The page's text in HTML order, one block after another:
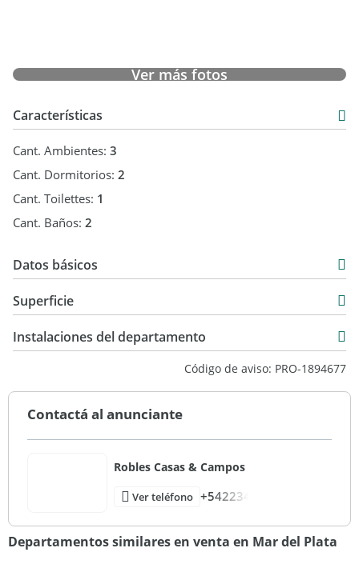
Ver más fotos
Características
Cant. Ambientes: 3
Cant. Dormitorios: 2
Cant. Toilettes: 1
Cant. Baños: 2
Datos básicos
USD 355.350
Superficie
103 m2
Instalaciones del departamento
Código de aviso: PRO-1894677
Contactá al anunciante
Robles Casas & Campos
Ver teléfono +542234
Departamentos similares en venta en Mar del Plata